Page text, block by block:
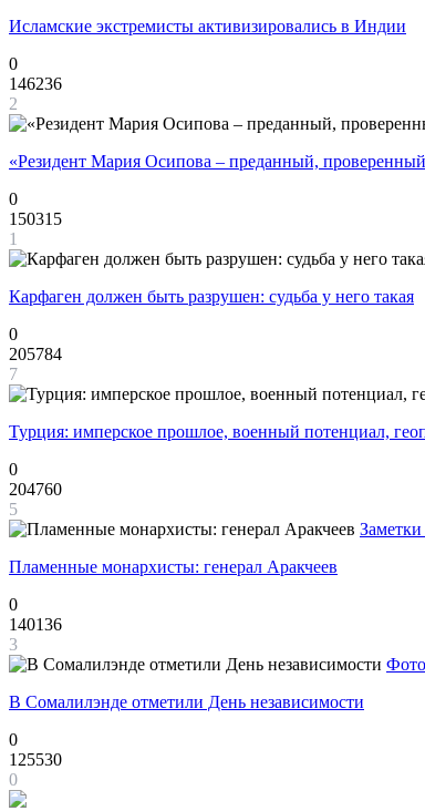
Исламские экстремисты активизировались в Индии
0
146236
2
«Резидент Мария Осипова – преданный,
0
150315
1
Карфаген должен быть разрушен: судьба у него такая
0
205784
7
Турция: имперское прошлое, военный потенциал,
0
204760
5
Пламенные монархисты: генерал Аракчеев
0
140136
3
Фото
В Сомалилэнде отметили День независимости
0
125530
0